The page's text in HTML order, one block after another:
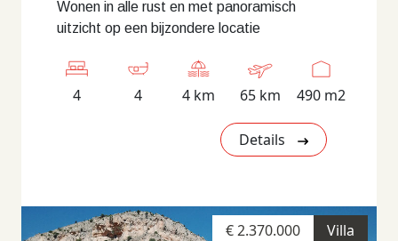
Wonen in alle rust en met panoramisch
uitzicht op een bijzondere locatie
4 4 4 km 65 km 490 m2
Details
Villa
€ 2.370.000